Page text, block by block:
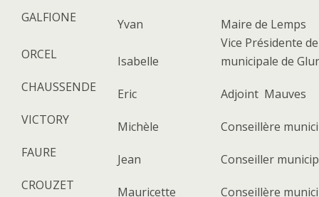
GALFIONE
Yvan
Maire de Lemps
ORCEL
Isabelle
Vice Présidente
municipale de
CHAUSSENDE
Eric
Adjoint Mauves
VICTORY
Michèle
Conseillère
FAURE
Jean
Conseiller
CROUZET
Mauricette
Conseillère